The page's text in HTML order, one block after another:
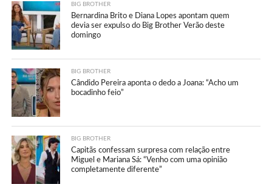
BIG BROTHER
Bernardina Brito e Diana Lopes apontam quem
devia ser expulso do Big Brother Verão deste
domingo
BIG BROTHER
Cândido Pereira aponta o dedo a Joana: “Acho um
bocadinho feio”
BIG BROTHER
Capitãs confessam surpresa com relação entre
Miguel e Mariana Sá: “Venho com uma opinião
completamente diferente”